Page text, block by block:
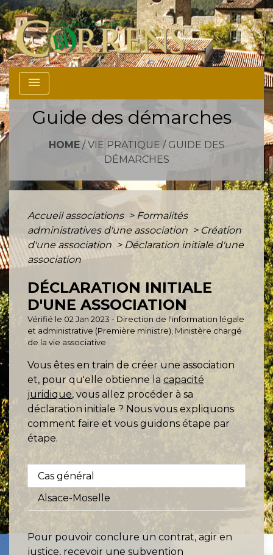
menu
Guide des démarches
HOME/ VIE PRATIQUE / GUIDE DES
DÉMARCHES
Accueil associations > Formalités
administratives d'une association > Création
d'une association > Déclaration initiale d'une
association
DÉCLARATION INITIALE
D'UNE ASSOCIATION
Vérifié le 02 Jan 2023 - Direction de l'information légale
et administrative (Première ministre), Ministère chargé
de la vie associative
Vous êtes en train de créer une association
et, pour qu'elle obtienne lacapacité
juridique, vous allez procéder à sa
déclaration initiale ? Nous vous expliquons
comment faire et vous guidons étape par
étape.
Cas général
Alsace-Moselle
Pour pouvoir conclure un contrat, agir en
justice, recevoir une subvention